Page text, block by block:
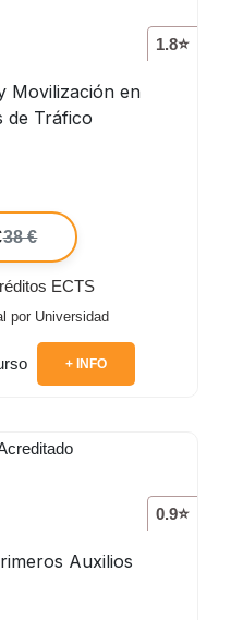
1.8⭐
Movilización en
de Tráfico
38 €
ECTS
por Universidad
+ INFO
0.9⭐
Auxilios